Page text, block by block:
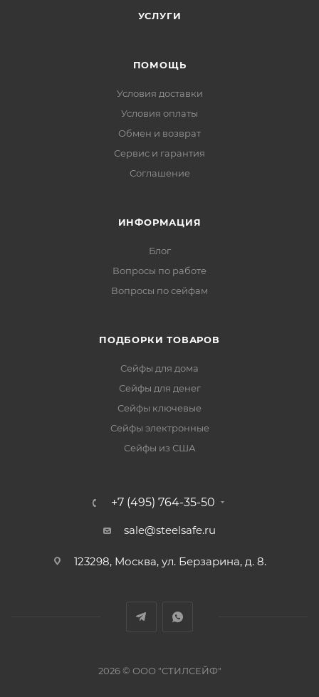
УСЛУГИ
ПОМОЩЬ
Условия доставки
Условия оплаты
Обмен и возврат
Сервис и гарантия
Соглашение
ИНФОРМАЦИЯ
Блог
Вопросы по работе
Вопросы по сейфам
ПОДБОРКИ ТОВАРОВ
Сейфы для дома
Сейфы для денег
Сейфы ключевые
Сейфы электронные
Сейфы из США
+7 (495) 764-35-50
sale@steelsafe.ru
123298, Москва, ул. Берзарина, д. 8.
2026 © ООО "СТИЛСЕЙФ"